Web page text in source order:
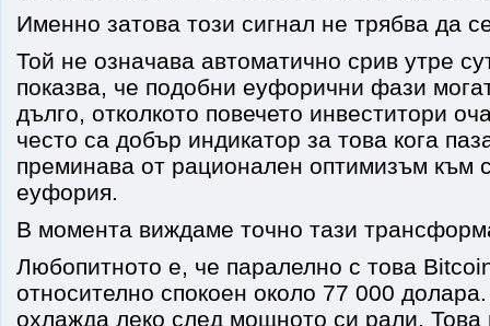
Именно затова този сигнал не трябва да
Той не означава автоматично срив утре
показва, че подобни еуфорични фази
дълго, отколкото повечето инвеститори
често са добър индикатор за това кога
преминава от рационален оптимизъм към
еуфория.
В момента виждаме точно тази
Любопитното е, че паралелно с това
относително спокоен около 77 000
охлажда леко след мощното си рали. Това